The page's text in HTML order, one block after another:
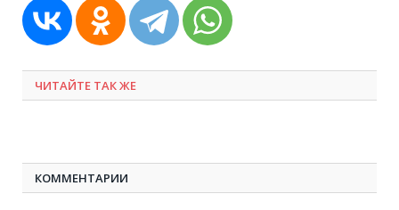
ЧИТАЙТЕ ТАК ЖЕ
КОММЕНТАРИИ